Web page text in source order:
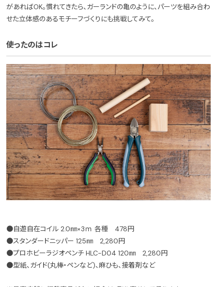
があればOK。慣れてきたら、ガーランドの亀のように、パーツを組み合わ
せた立体感のあるモチーフづくりにも挑戦してみて。
使ったのはコレ
●自遊自在コイル 2.0㎜×3ｍ 各種 478円
●スタンダードニッパー 125㎜ 2,280円
●プロホビーラジオペンチ HLC-D04 120㎜ 2,280円
●型紙、ガイド(丸棒・ペンなど)、麻ひも、接着剤など